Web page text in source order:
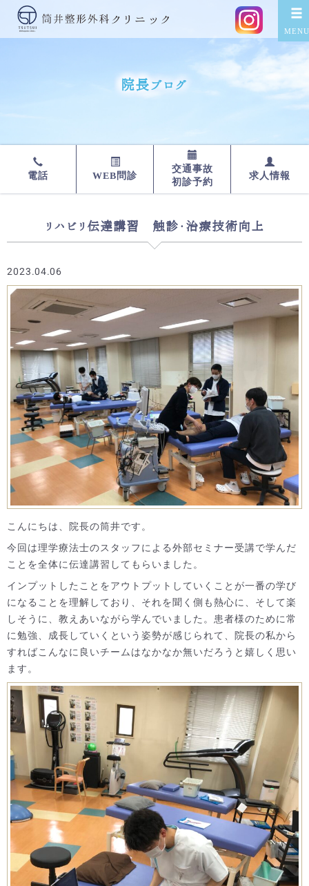
院長ブログ
電話 WEB問診
交通事故
初診予約
求人情報
リハビリ伝達講習 触診・治療技術向上
2023.04.06
こんにちは、院長の筒井です。
今回は理学療法士のスタッフによる外部セミナー受講で学んだ
ことを全体に伝達講習してもらいました。
インプットしたことをアウトプットしていくことが一番の学び
になることを理解しており、それを聞く側も熱心に、そして楽
しそうに、教えあいながら学んでいました。患者様のために常
に勉強、成長していくという姿勢が感じられて、院長の私から
すればこんなに良いチームはなかなか無いだろうと嬉しく思い
ます。